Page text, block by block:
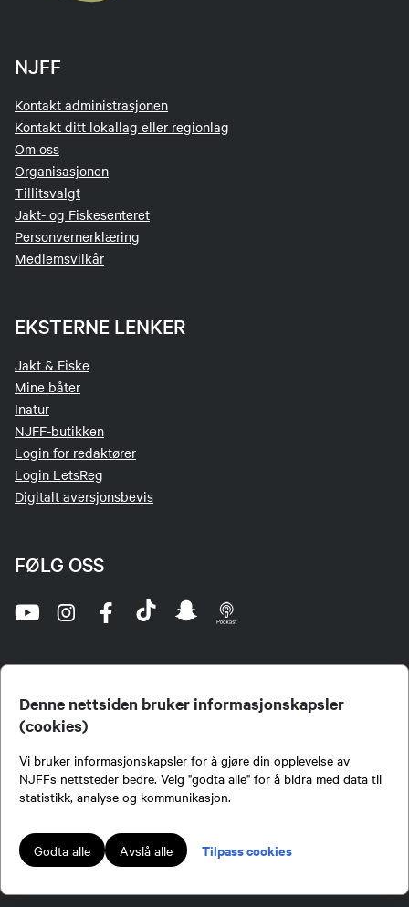
Denne nettsiden bruker informasjonskapsler
(cookies)
Vi bruker informasjonskapsler for å gjøre din opplevelse av
NJFFs nettsteder bedre. Velg "godta alle" for å bidra med data til
statistikk, analyse og kommunikasjon.
Godta alle Avslå alle Tilpass cookies
NJFF
Kontakt administrasjonen
Kontakt ditt lokallag eller regionlag
Om oss
Organisasjonen
Tillitsvalgt
Jakt- og Fiskesenteret
Personvernerklæring
Medlemsvilkår
EKSTERNE LENKER
Jakt & Fiske
Mine båter
Inatur
NJFF-butikken
Login for redaktører
Login LetsReg
Digitalt aversjonsbevis
FØLG OSS
jegere og sportsfiskere og et av de viktigste miljøene for formidling av kunnskap om jakt og
fiske i Norge. Vi er en partipolitisk nøytral organisasjon, men har et sterkt jakt-, fiske-, og
naturpolitisk engasjement i mange saker.
Lokalforeninger tilsluttet Norges Jeger- og Fiskerforbund har ansvar for innhold de
publiserer på njff.no.